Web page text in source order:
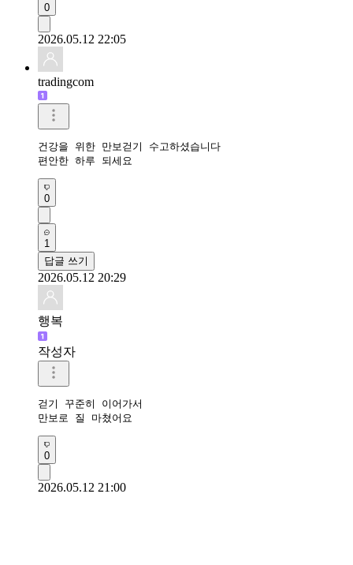
0
2026.05.12 22:05
tradingcom
건강을 위한 만보걷기 수고하셨습니다
편안한 하루 되세요
0
1
답글 쓰기
2026.05.12 20:29
행복
작성자
걷기 꾸준히 이어가서
만보로 질 마쳤어요
0
2026.05.12 21:00